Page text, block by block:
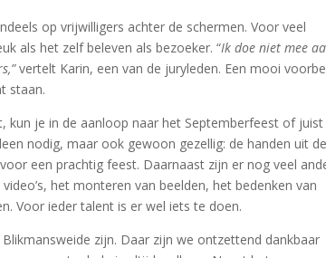
op vrijwilligers achter de schermen. Voor veel
als het zelf beleven als bezoeker. “Ik doe niet mee
vertelt Karin, een van de juryleden. Een mooi
staan.
je in de aanloop naar het Septemberfeest of juist
nodig, maar ook gewoon gezellig: de handen uit de
een prachtig feest. Daarnaast zijn er nog veel
het monteren van beelden, het bedenken van
Voor ieder talent is er wel iets te doen.
zijn. Daar zijn we ontzettend dankbaar